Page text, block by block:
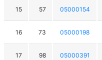
15 57 05000154
16 73 05000198
17 98 05000391